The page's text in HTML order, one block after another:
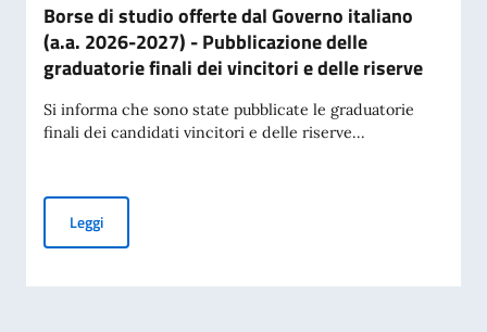
Borse di studio offerte dal Governo italiano
(a.a. 2026-2027) - Pubblicazione delle
graduatorie finali dei vincitori e delle riserve
Si informa che sono state pubblicate le graduatorie
finali dei candidati vincitori e delle riserve...
LeggiBorse di studio offerte dal Governo italiano (a.a. 2026-